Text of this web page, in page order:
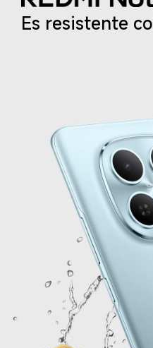
Es resistente